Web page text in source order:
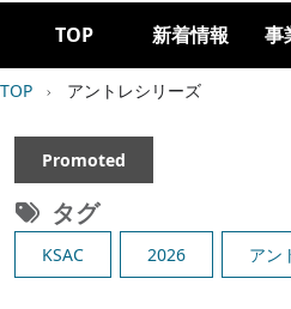
Main navigation
TOP 新着情報 事
パンくず
TOP アントレシリーズ
Promoted
タグ
KSAC 2026 アン